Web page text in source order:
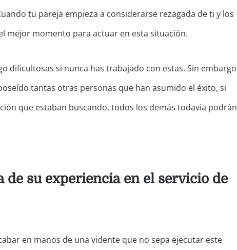
tu pareja empieza a considerarse rezagada de ti y los
mejor momento para actuar en esta situación.
dificultosas si nunca has trabajado con estas. Sin embargo
tantas otras personas que han asumido el éxito, si
que estaban buscando, todos los demás todavía podrán
de su experiencia en el servicio de
en manos de una vidente que no sepa ejecutar este